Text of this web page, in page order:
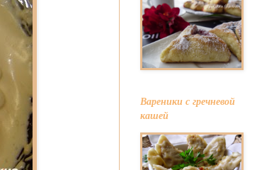
Вареники с гречневой
кашей